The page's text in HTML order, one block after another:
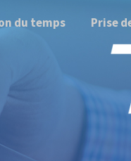
du temps Prise